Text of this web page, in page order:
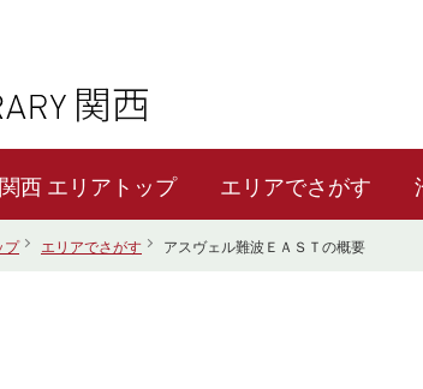
エリアトップ エリアでさがす
プ エリアでさがす アスヴェル難波ＥＡＳＴの概要